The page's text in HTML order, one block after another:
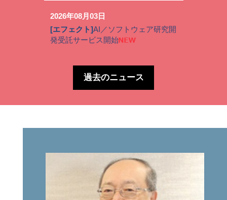
2026年08月03日
[エフェクト]AI／ソフトウェア研究開
発受託サービス開始
過去のニュース